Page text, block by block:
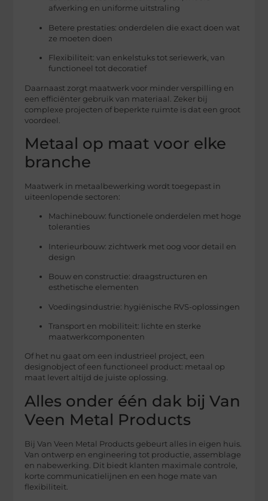
afwerking en uniforme uitstraling
Betere prestaties: onderdelen die exact doen wat
ze moeten doen
Flexibiliteit: van enkelstuks tot seriewerk, van
functioneel tot decoratief
Daarnaast zorgt maatwerk voor minder verspilling en
een efficiënter gebruik van materiaal. Zeker bij
complexe projecten of beperkte ruimte is dat een groot
voordeel.
Metaal op maat voor elke
branche
Maatwerk in metaalbewerking wordt toegepast in
uiteenlopende sectoren:
Machinebouw: functionele onderdelen met hoge
toleranties
Interieurbouw: zichtwerk met oog voor detail en
design
Bouw en constructie: draagstructuren en
esthetische elementen
Voedingsindustrie: hygiënische RVS-oplossingen
Transport en mobiliteit: lichte en sterke
maatwerkcomponenten
Of het nu gaat om een industrieel project, een
designobject of een functioneel product: metaal op
maat levert altijd de juiste oplossing.
Alles onder één dak bij Van
Veen Metal Products
Bij Van Veen Metal Products gebeurt alles in eigen huis.
Van ontwerp en engineering tot productie, assemblage
en nabewerking. Dit biedt klanten maximale controle,
korte communicatielijnen en een hoge mate van
flexibiliteit.